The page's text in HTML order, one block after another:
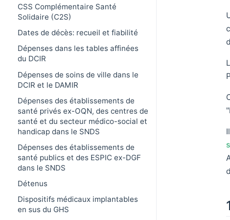
CSS Complémentaire Santé
Solidaire (C2S)
Dates de décès: recueil et fiabilité
Dépenses dans les tables affinées
du DCIR
Dépenses de soins de ville dans le
DCIR et le DAMIR
Dépenses des établissements de
santé privés ex-OQN, des centres de
santé et du secteur médico-social et
handicap dans le SNDS
Dépenses des établissements de
santé publics et des ESPIC ex-DGF
dans le SNDS
Détenus
Dispositifs médicaux implantables
en sus du GHS